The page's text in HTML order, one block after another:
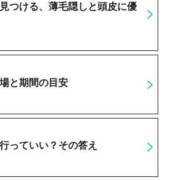
つける、薄毛隠しと頭皮に優
と期間の目安
っていい？その答え